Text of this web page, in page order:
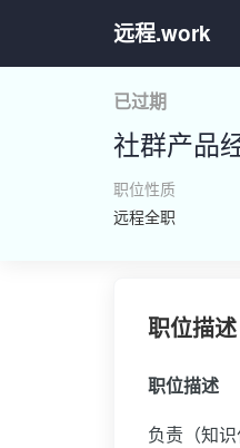
远程.work
已过期
社群产品
职位性质
远程全职
职位描述
职位描述
负责（知